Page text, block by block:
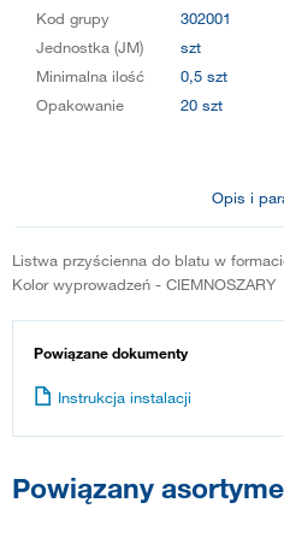
Kod grupy
302001
Jednostka (JM)
szt
Minimalna ilość
0,5 szt
Opakowanie
20 szt
Opis i
Listwa przyścienna do blatu w
Kolor wyprowadzeń - CIEMNOSZARY
Powiązane dokumenty
Instrukcja instalacji
Powiązany